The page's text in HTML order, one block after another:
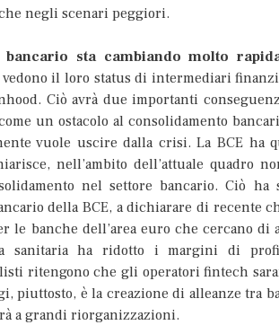
negli scenari peggiori.
sta cambiando molto
il loro status di intermediari
Ciò avrà due importanti
un ostacolo al consolidamento
vuole uscire dalla crisi. La BCE ha
nell’ambito dell’attuale quadro
nel settore bancario. Ciò ha
della BCE, a dichiarare di recente
le banche dell’area euro che cercano
sanitaria ha ridotto i margini di
ritengono che gli operatori fintech
piuttosto, è la creazione di alleanze tra
a grandi riorganizzazioni.